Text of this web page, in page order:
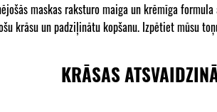
maskas raksturo maiga un krēmīga
krāsu un padziļinātu kopšanu. Izpētiet mūsu
KRĀSAS